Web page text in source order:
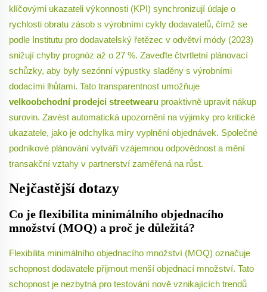
klíčovými ukazateli výkonnosti (KPI) synchronizují údaje o
rychlosti obratu zásob s výrobními cykly dodavatelů, čímž se
podle Institutu pro dodavatelský řetězec v odvětví módy (2023)
snižují chyby prognóz až o 27 %. Zaveďte čtvrtletní plánovací
schůzky, aby byly sezónní výpustky sladěny s výrobními
dodacími lhůtami. Tato transparentnost umožňuje
velkoobchodní prodejci streetwearu proaktivně upravit nákup
surovin. Zavést automatická upozornění na výjimky pro kritické
ukazatele, jako je odchylka míry vyplnění objednávek. Společné
podnikové plánování vytváří vzájemnou odpovědnost a mění
transakční vztahy v partnerství zaměřená na růst.
Nejčastější dotazy
Co je flexibilita minimálního objednacího
množství (MOQ) a proč je důležitá?
Flexibilita minimálního objednacího množství (MOQ) označuje
schopnost dodavatele přijmout menší objednací množství. Tato
schopnost je nezbytná pro testování nově vznikajících trendů